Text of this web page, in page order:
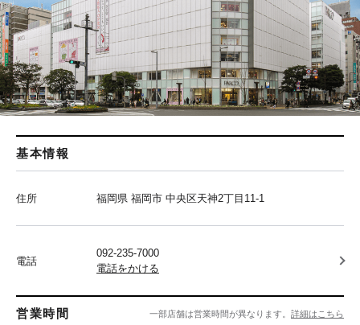
基本情報
住所 福岡県 福岡市 中央区天神2丁目11-1
電話
092-235-7000
電話をかける
営業時間 一部店舗は営業時間が異なります。 詳細はこちら